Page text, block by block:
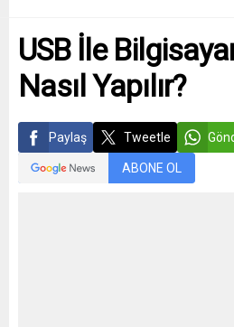
USB İle
Nasıl Yapılır?
Paylaş Tweetle
ABONE OL